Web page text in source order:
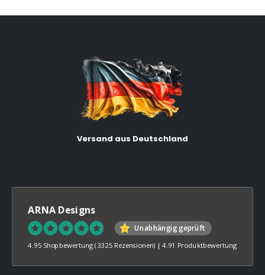
Versand aus Deutschland
ARNA Designs
Unabhängig geprüft
4.95 Shopbewertung (3325 Rezensionen) |4.91 Produktbewertung